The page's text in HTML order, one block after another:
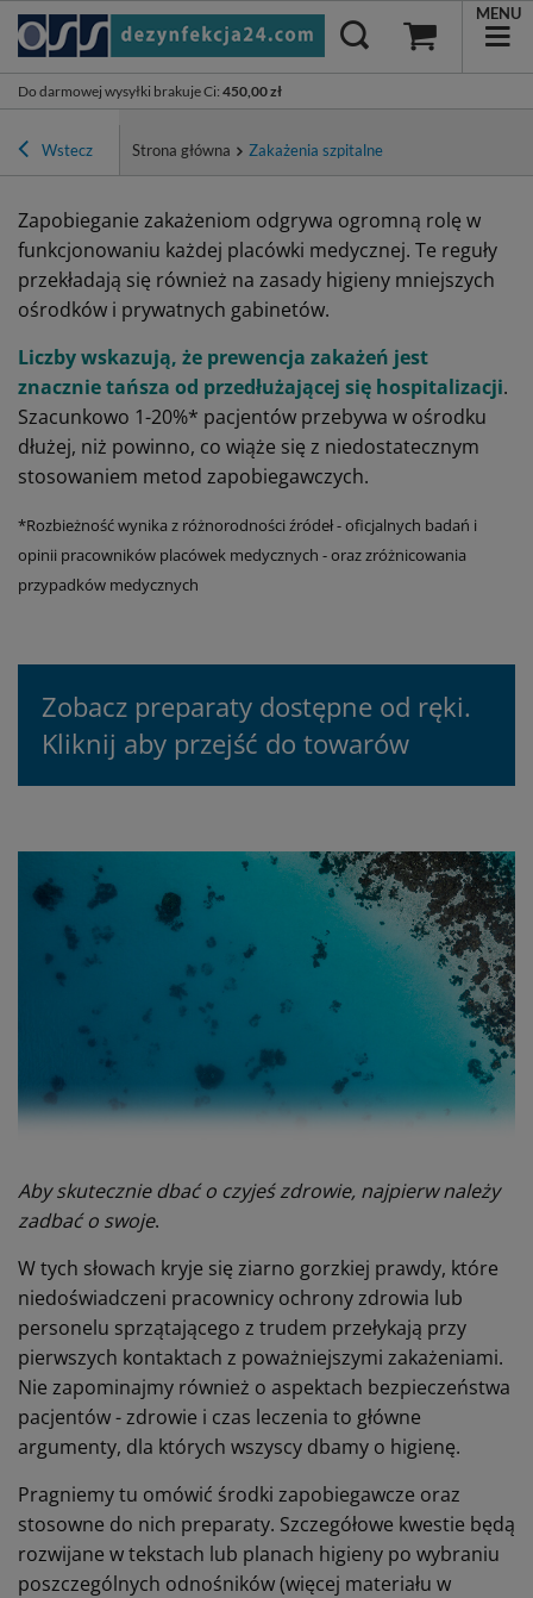
Do darmowej wysyłki brakuje Ci: 450,00 zł
MENU
Wstecz Strona główna Zakażenia szpitalne
Zapobieganie zakażeniom odgrywa ogromną rolę w
funkcjonowaniu każdej placówki medycznej. Te reguły
przekładają się również na zasady higieny mniejszych
ośrodków i prywatnych gabinetów.
Liczby wskazują, że prewencja zakażeń jest
znacznie tańsza od przedłużającej się hospitalizacji.
Szacunkowo 1-20%* pacjentów przebywa w ośrodku
dłużej, niż powinno, co wiąże się z niedostatecznym
stosowaniem metod zapobiegawczych.
*Rozbieżność wynika z różnorodności źródeł - oficjalnych badań i
opinii pracowników placówek medycznych - oraz zróżnicowania
przypadków medycznych
Zobacz preparaty dostępne od ręki.
Kliknij aby przejść do towarów
Aby skutecznie dbać o czyjeś zdrowie, najpierw należy
zadbać o swoje.
W tych słowach kryje się ziarno gorzkiej prawdy, które
niedoświadczeni pracownicy ochrony zdrowia lub
personelu sprzątającego z trudem przełykają przy
pierwszych kontaktach z poważniejszymi zakażeniami.
Nie zapominajmy również o aspektach bezpieczeństwa
pacjentów - zdrowie i czas leczenia to główne
argumenty, dla których wszyscy dbamy o higienę.
Pragniemy tu omówić środki zapobiegawcze oraz
stosowne do nich preparaty. Szczegółowe kwestie będą
rozwijane w tekstach lub planach higieny po wybraniu
poszczególnych odnośników (więcej materiału w